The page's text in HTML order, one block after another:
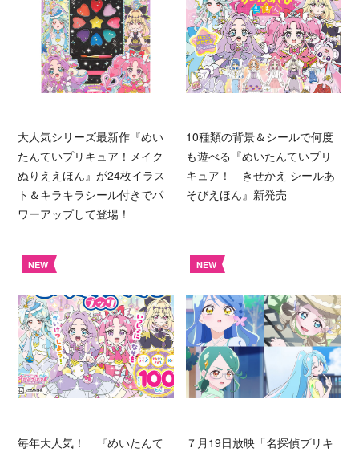
大人気シリーズ最新作『めい
たんていプリキュア！メイク
ぬりええほん』が24枚イラス
ト＆キラキラシール付きでパ
ワーアップして登場！
10種類の背景＆シールで何度
も遊べる『めいたんていプリ
キュア！ きせかえ シールあ
そびえほん』新発売
NEW
毎年大人気！ 『めいたんて
NEW
７月19日放映「名探偵プリキ